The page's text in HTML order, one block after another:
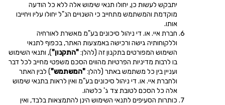
יתבקש לעשות כן, יחולו תנאי שימוש אלה ללא כל הודעה
מוקדמת והמשתמש מתחייב כי השנויים הנ"ל יחולו עליו ויחייבו
אותו.
חברת איי. או. די ניהול סיכונים בע"מ מאשרת לאורחיה
וללקוחותיה גישה ורכישה באמצעות האתר, בכפוף לתנאי
השימוש המפורטים בתקנון זה (להלן:"התקנון"), ותנאי השימוש
בו לרבות מדיניות הפרטיות מהווים הסכם משפטי מחייב לכל דבר
ועניין בין כל משתמש באתר (להלן:"המשתמש") לבין האתר
ולחברת איי. או. די ניהול סיכונים בע"מ ואין לראות בתנאי שימוש
אלה כל הסכם לטובת צד ג' כלשהו.
כותרות הסעיפים לתנאי השימוש הינן להתמצאות בלבד, ואין